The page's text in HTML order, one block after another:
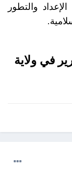
والتطور
في ولاية